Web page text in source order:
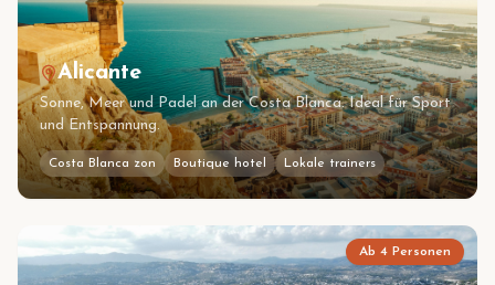
Alicante
Sonne, Meer und Padel an der Costa Blanca. Ideal für Sport
und Entspannung.
Costa Blanca zon Boutique hotel Lokale trainers
Ab 4 Personen